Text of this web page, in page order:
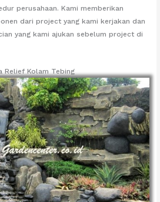
perusahaan. Kami memberikan
dari project yang kami kerjakan dan
yang kami ajukan sebelum project di
Relief Kolam Tebing